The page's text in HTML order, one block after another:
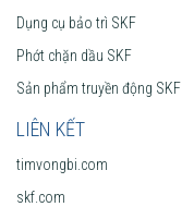
Dụng cụ bảo trì SKF
Phớt chặn dầu SKF
Sản phẩm truyền động SKF
LIÊN KẾT
timvongbi.com
skf.com